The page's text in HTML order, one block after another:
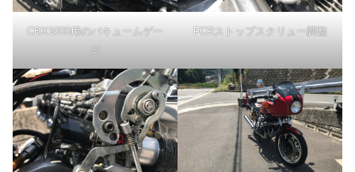
CBX1000用のバキュームゲー
ジ
FCRストップスクリュー調整